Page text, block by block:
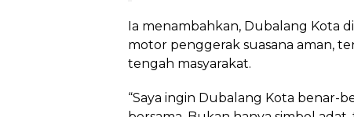
Ia menambahkan, Dubalang Kota
motor penggerak suasana aman,
tengah masyarakat.
“Saya ingin Dubalang Kota benar-